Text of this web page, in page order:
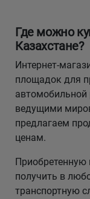
Где можно
Казахстане?
Интернет-
площадок для
ведущими
предлагаем
ценам.
получить в
транспортную